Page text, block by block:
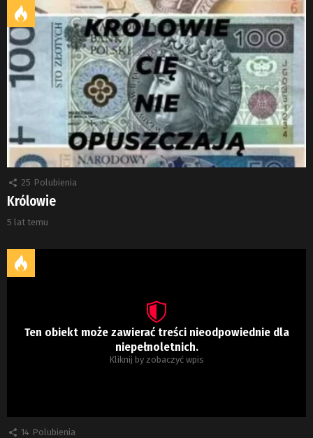
25 Polubienia
Królowie
5 lat temu
Ten obiekt może zawierać treści nieodpowiednie dla
niepełnoletnich.
Kliknij by zobaczyć wpis
14 Polubienia